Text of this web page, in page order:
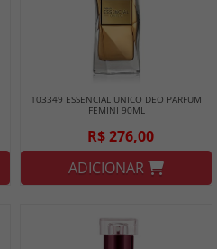
103349 ESSENCIAL UNICO DEO PARFUM
FEMINI 90ML
R$ 276,00
ADICIONAR